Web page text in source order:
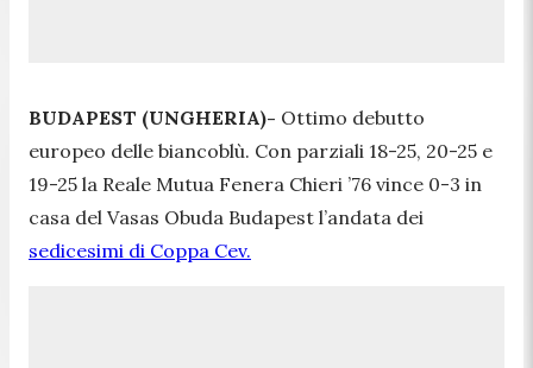
BUDAPEST (UNGHERIA)- Ottimo debutto
europeo delle biancoblù. Con parziali 18-25, 20-25 e
19-25 la Reale Mutua Fenera Chieri ’76 vince 0-3 in
casa del Vasas Obuda Budapest l’andata dei
sedicesimi di Coppa Cev.